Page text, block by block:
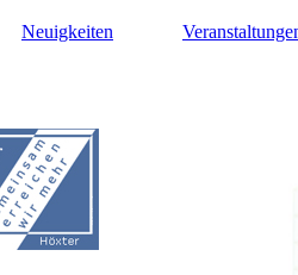
Neuigkeiten